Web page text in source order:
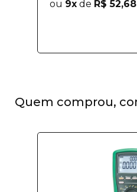
ou 9x de R$ 52,68
Quem comprou,